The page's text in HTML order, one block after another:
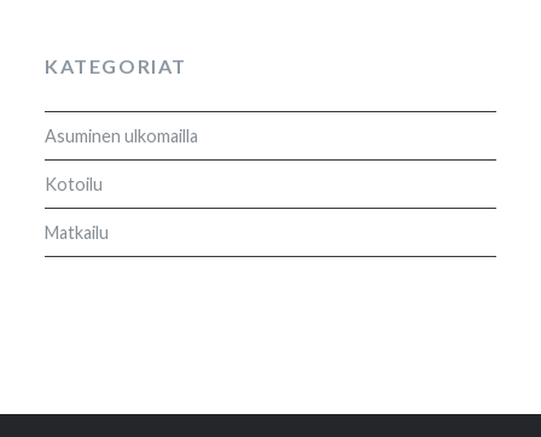
KATEGORIAT
Asuminen ulkomailla
Kotoilu
Matkailu